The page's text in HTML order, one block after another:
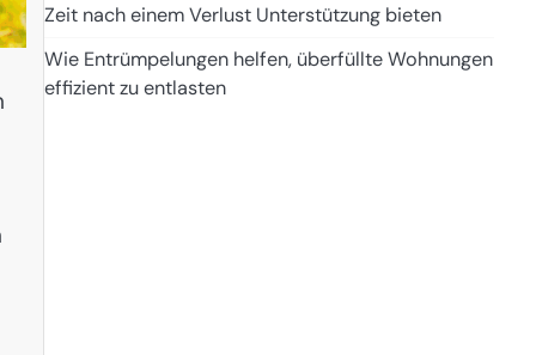
Zeit nach einem Verlust Unterstützung bieten
Wie Entrümpelungen helfen, überfüllte Wohnungen
effizient zu entlasten